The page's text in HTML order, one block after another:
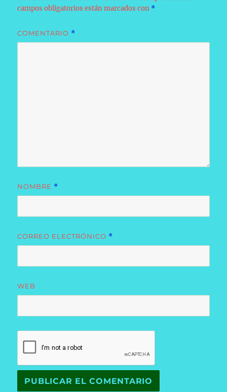
campos obligatorios están marcados con *
COMENTARIO *
NOMBRE *
CORREO ELECTRÓNICO *
WEB